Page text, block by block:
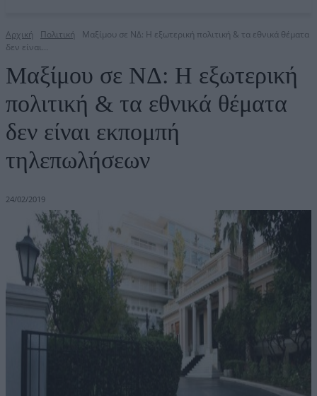
Αρχική Πολιτική
Μαξίμου σε ΝΔ: Η εξωτερική πολιτική & τα εθνικά θέματα
δεν είναι...
Μαξίμου σε ΝΔ: Η εξωτερική
πολιτική & τα εθνικά θέματα
δεν είναι εκπομπή
τηλεπωλήσεων
24/02/2019